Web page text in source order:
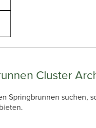
Cluster
Springbrunnen suchen,